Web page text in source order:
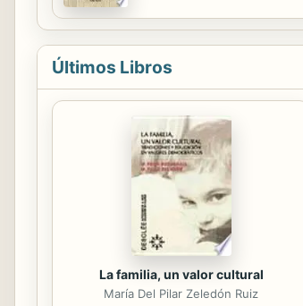
Últimos Libros
La familia, un valor cultural
María Del Pilar Zeledón Ruiz